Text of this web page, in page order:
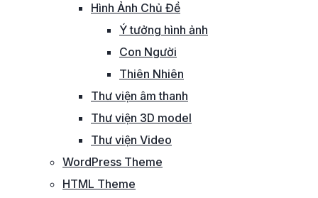
Hình Ảnh Chủ Đề
Ý tưởng hình ảnh
Con Người
Thiên Nhiên
Thư viện âm thanh
Thư viện 3D model
Thư viện Video
WordPress Theme
HTML Theme